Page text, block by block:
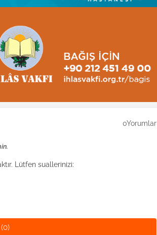
0Yorumlar
Lütfen suallerinizi: